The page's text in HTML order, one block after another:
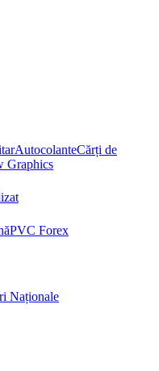
AutocolanteCărți de
Graphics
PVC Forex
Naționale